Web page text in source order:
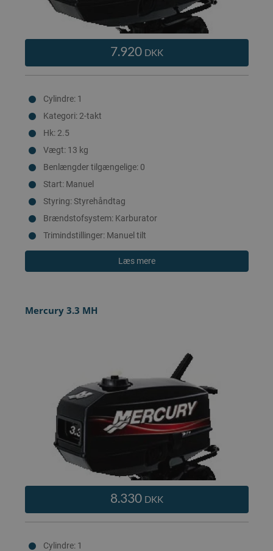
7.920 DKK
Cylindre: 1
Kategori: 2-takt
Hk: 2.5
Vægt: 13 kg
Benlængder tilgængelige: 0
Start: Manuel
Styring: Styrehåndtag
Brændstofsystem: Karburator
Trimindstillinger: Manuel tilt
Læs mere
Mercury 3.3 MH
8.330 DKK
Cylindre: 1